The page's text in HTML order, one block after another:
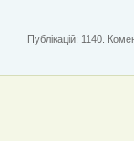
Публікацій: 1140.